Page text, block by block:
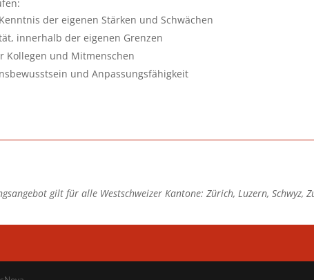
der eigenen Stärken und Schwächen
innerhalb der eigenen Grenzen
Kollegen und Mitmenschen
und Anpassungsfähigkeit
gilt für alle Westschweizer Kantone: Zürich, Luzern, Schwyz,